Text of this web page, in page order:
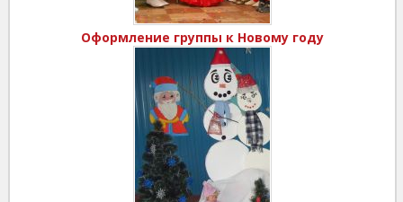
Оформление группы к Новому году